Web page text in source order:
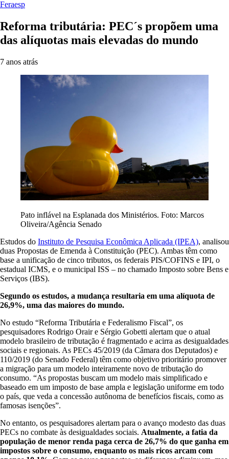
Feraesp
Reforma tributária: PEC´s propõem uma
das alíquotas mais elevadas do mundo
7 anos atrás
Pato inflável na Esplanada dos Ministérios. Foto: Marcos
Oliveira/Agência Senado
Estudos do Instituto de Pesquisa Econômica Aplicada (IPEA), analisou
duas Propostas de Emenda à Constituição (PEC). Ambas têm como
base a unificação de cinco tributos, os federais PIS/COFINS e IPI, o
estadual ICMS, e o municipal ISS – no chamado Imposto sobre Bens e
Serviços (IBS).
Segundo os estudos, a mudança resultaria em uma alíquota de
26,9%, uma das maiores do mundo.
No estudo “Reforma Tributária e Federalismo Fiscal”, os
pesquisadores Rodrigo Orair e Sérgio Gobetti alertam que o atual
modelo brasileiro de tributação é fragmentado e acirra as desigualdades
sociais e regionais. As PECs 45/2019 (da Câmara dos Deputados) e
110/2019 (do Senado Federal) têm como objetivo prioritário promover
a migração para um modelo inteiramente novo de tributação do
consumo. “As propostas buscam um modelo mais simplificado e
baseado em um imposto de base ampla e legislação uniforme em todo
o país, que veda a concessão autônoma de benefícios fiscais, como as
famosas isenções”.
No entanto, os pesquisadores alertam para o avanço modesto das duas
PECs no combate às desigualdades sociais. Atualmente, a fatia da
população de menor renda paga cerca de 26,7% do que ganha em
impostos sobre o consumo, enquanto os mais ricos arcam com